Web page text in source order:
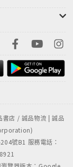
店 / 誠品物流 | 誠品
號B1 服務電話：